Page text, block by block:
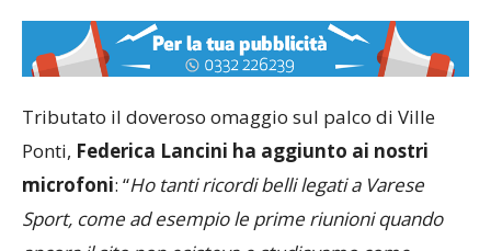
Tributato il doveroso omaggio sul palco di Ville
Ponti,Federica Lancini ha aggiunto ai nostri
microfoni: “ Ho tanti ricordi belli legati a Varese